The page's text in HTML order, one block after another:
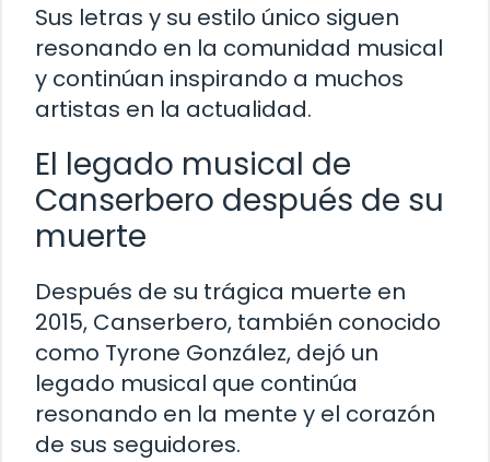
Sus letras y su estilo único siguen
resonando en la comunidad musical
y continúan inspirando a muchos
artistas en la actualidad.
El legado musical de
Canserbero después de su
muerte
Después de su trágica muerte en
2015, Canserbero, también conocido
como Tyrone González, dejó un
legado musical que continúa
resonando en la mente y el corazón
de sus seguidores.